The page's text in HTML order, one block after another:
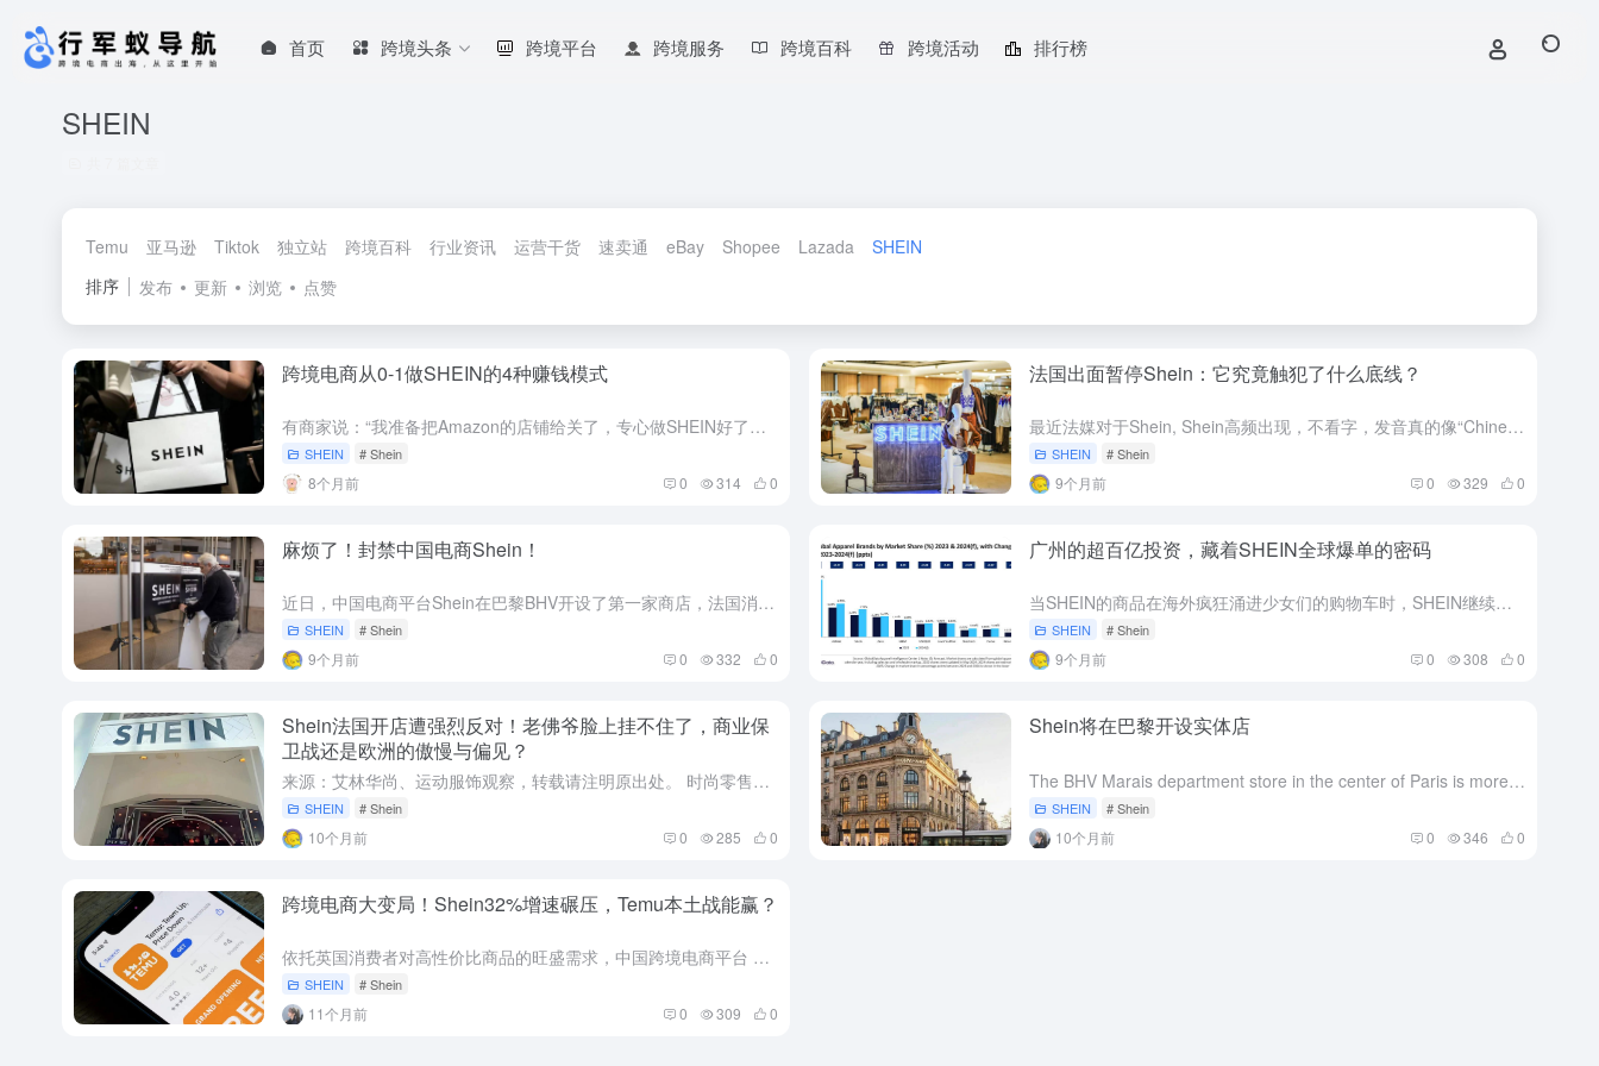
首页 跨境头条 跨境平台 跨境服务 跨境百科 跨境活动 排行榜
SHEIN
Temu 亚马逊 Tiktok 独立站 跨境百科 行业资讯 运营干货 速卖通 eBay Shopee Lazada
SHEIN
排序
发布 更新 浏览 点赞
跨境电商从0-1做SHEIN的4种赚钱模式
有商家说：“我准备把Amazon的店铺给关了，专心做SHEIN好了，我最近新开的这家店铺的GMV日销可以达1W美金一天， 我在amazon就零星出几单。” 也有商家表示：“SHEIN相比较于TEMU确...
SHEIN # Shein
8个月前 0 314 0
法国出面暂停Shein：它究竟触犯了什么底线？
最近法媒对于Shein, Shein高频出现，不看字，发音真的像“Chine”，仔细一看，原来是一个电商平台出事了。Shein在法国被暂停：快时尚面临严峻考验 Shein en France : La...
SHEIN # Shein
9个月前 0 329 0
麻烦了！封禁中国电商Shein！
近日，中国电商平台Shein在巴黎BHV开设了第一家商店，法国消费者监管机构DGCCRF发现在网站上出售儿童X玩偶和A类武器（砍刀和指节铜套）。 11月5日，法国经济与财政部宣布，“根据总理的指示，政...
SHEIN # Shein
9个月前 0 332 0
广州的超百亿投资，藏着SHEIN全球爆单的密码
当SHEIN的商品在海外疯狂涌进少女们的购物车时，SHEIN继续在国内投入超百亿打造升级智慧供应链。 从供应商生产线的数字化改造，到创新工具、设备的研发，和继续投超百亿重金升级智慧供应链，沉下心修炼内...
SHEIN # Shein
9个月前 0 308 0
Shein法国开店遭强烈反对！老佛爷脸上挂不住了，商业保
卫战还是欧洲的傲慢与偏见？
来源：艾林华尚、运动服饰观察，转载请注明原出处。 时尚零售市场的震荡从未如此激烈，一场关于快时尚与奢侈品牌之间的拉锯战正悄然升级。 中国跨境电商品牌Shein近日与法国地产商Société des G...
SHEIN # Shein
10个月前 0 285 0
Shein将在巴黎开设实体店
The BHV Marais department store in the center of Paris is more associated with luxury brands than fa...
SHEIN # Shein
10个月前 0 346 0
跨境电商大变局！Shein32%增速碾压，Temu本土战能赢？
依托英国消费者对高性价比商品的旺盛需求，中国跨境电商平台 Temu 在英国市场的业务于 2024 年强势爆发，收入与税前利润双双翻倍。 Temu英国核心财务数据披露： Temu 英国 2024 年营收...
SHEIN # Shein
11个月前 0 309 0